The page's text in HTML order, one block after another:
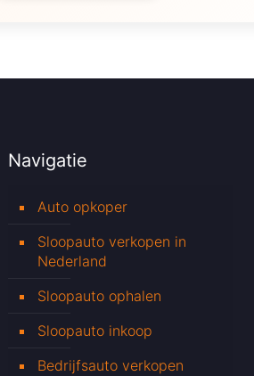
Navigatie
Auto opkoper
Sloopauto verkopen in
Nederland
Sloopauto ophalen
Sloopauto inkoop
Bedrijfsauto verkopen